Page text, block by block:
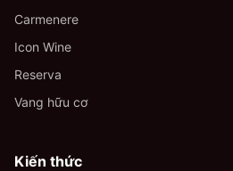
Carmenere
Icon Wine
Reserva
Vang hữu cơ
Kiến thức